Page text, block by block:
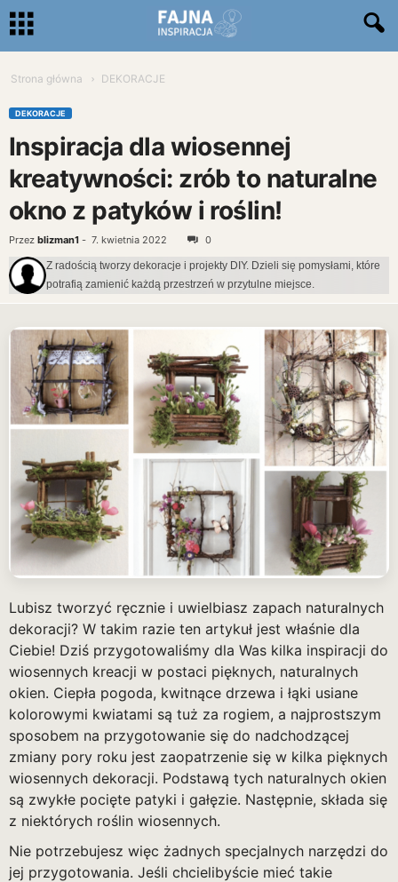
Strona główna DEKORACJE
DEKORACJE
Inspiracja dla wiosennej
kreatywności: zrób to naturalne
okno z patyków i roślin!
Przez blizman1 - 7. kwietnia 2022 0
Z radością tworzy dekoracje i projekty DIY. Dzieli się pomysłami, które
potrafią zamienić każdą przestrzeń w przytulne miejsce.
Lubisz tworzyć ręcznie i uwielbiasz zapach naturalnych
dekoracji? W takim razie ten artykuł jest właśnie dla
Ciebie! Dziś przygotowaliśmy dla Was kilka inspiracji do
wiosennych kreacji w postaci pięknych, naturalnych
okien. Ciepła pogoda, kwitnące drzewa i łąki usiane
kolorowymi kwiatami są tuż za rogiem, a najprostszym
sposobem na przygotowanie się do nadchodzącej
zmiany pory roku jest zaopatrzenie się w kilka pięknych
wiosennych dekoracji. Podstawą tych naturalnych okien
są zwykłe pocięte patyki i gałęzie. Następnie, składa się
z niektórych roślin wiosennych.
Nie potrzebujesz więc żadnych specjalnych narzędzi do
jej przygotowania. Jeśli chcielibyście mieć takie